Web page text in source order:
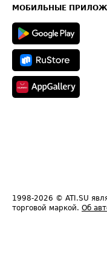
Техническая информация
МОБИЛЬНЫЕ
1998-2026 © ATI.SU
торговой маркой. Об